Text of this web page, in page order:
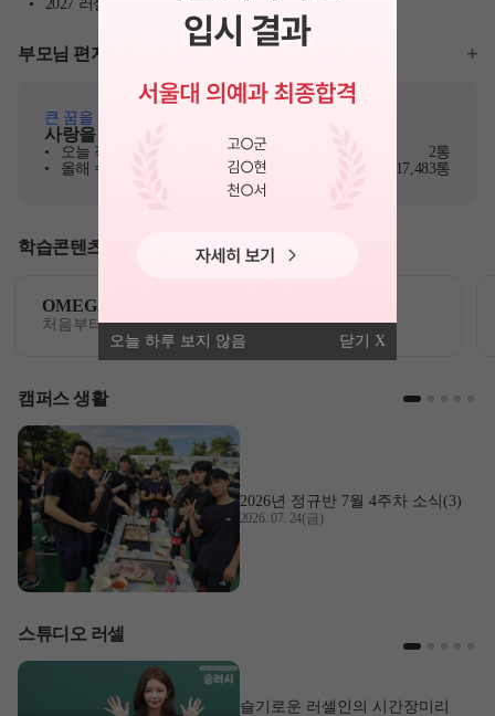
오늘 하루 보지 않음 닫기
2027 러셀 단과 강사 공개선발
부모님 편지
큰 꿈을 위해 노력하고 있는 자녀들에게
사랑을 담은 따뜻한 응원 메시지
오늘 작성된 편지
2통
올해 수험생에게 전달된 편지
17,483통
학습콘텐츠
OMEGA 모의고사
처음부터 끝까지 가장 완벽한 수능 플랜
캠퍼스 생활
2026년 정규반 7월 4주차 소식(3)
2026. 07. 24(금)
스튜디오 러셀
슬기로운 러셀인의 시간장미리